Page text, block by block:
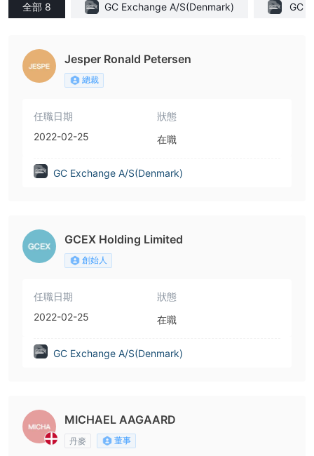
全部 8 GC Exchange A/S(Denmark) GC
Jesper Ronald Petersen
總裁
任職日期
2022-02-25
狀態
在職
GC Exchange A/S(Denmark)
GCEX Holding Limited
創始人
任職日期
2022-02-25
狀態
在職
GC Exchange A/S(Denmark)
MICHAEL AAGAARD
丹麥 董事